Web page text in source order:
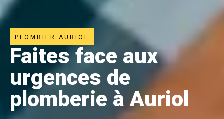
PLOMBIER AURIOL
Faites face aux
urgences de
plomberie à Auriol